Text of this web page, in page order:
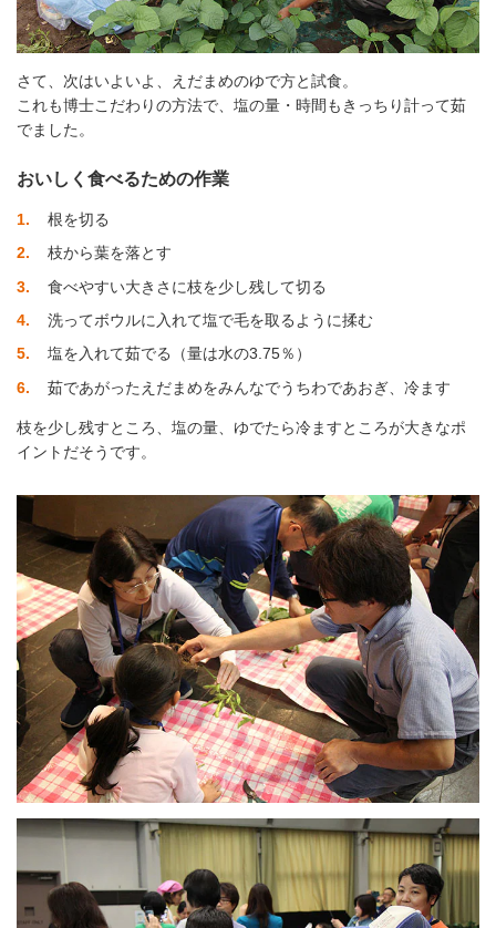
さて、次はいよいよ、えだまめのゆで方と試食。
これも博士こだわりの方法で、塩の量・時間もきっちり計って茹
でました。
おいしく食べるための作業
1
根を切る
2
枝から葉を落とす
3
食べやすい大きさに枝を少し残して切る
4
洗ってボウルに入れて塩で毛を取るように揉む
5
塩を入れて茹でる（量は水の3.75％）
6
茹であがったえだまめをみんなでうちわであおぎ、冷ます
枝を少し残すところ、塩の量、ゆでたら冷ますところが大きなポ
イントだそうです。